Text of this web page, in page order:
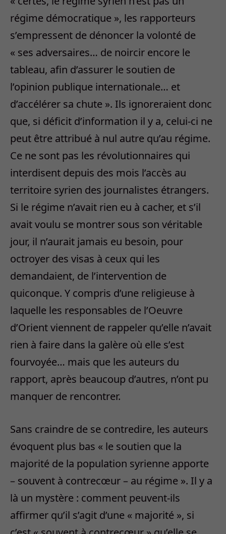
régime démocratique », les rapporteurs
s’empressent de dénoncer la volonté de
« ses adversaires… de noircir encore le
tableau, afin d’assurer le soutien de
l’opinion publique internationale… et
d’accélérer sa chute ». Ils ignoreraient donc
que, si déficit d’information il y a, celui-ci ne
peut être attribué à nul autre qu’au régime.
Ce ne sont pas les révolutionnaires qui
interdisent depuis des mois l’accès au
territoire syrien des journalistes étrangers.
Si le régime n’avait rien eu à cacher, et s’il
avait voulu se montrer sous son véritable
jour, il n’aurait jamais eu besoin, pour
octroyer des visas à ceux qui les
demandaient, de l’intervention de
quiconque. Y compris d’une religieuse à
laquelle les responsables de l’Oeuvre
d’Orient viennent de rappeler qu’elle n’avait
rien à faire dans la galère où elle s’est
fourvoyée… mais que les auteurs du
rapport, après beaucoup d’autres, n’ont pu
manquer de rencontrer.
Sans craindre de se contredire, les auteurs
évoquent plus bas « le soutien que la
majorité de la population syrienne apporte
– souvent à contrecœur – au régime ». Il y a
là un mystère : comment peuvent-ils
affirmer qu’il s’agit d’une « majorité », si